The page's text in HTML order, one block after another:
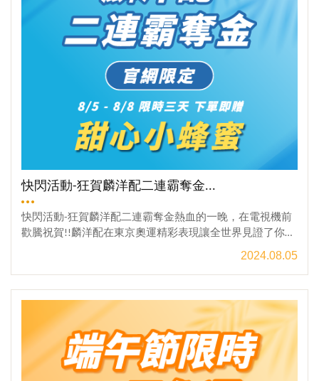
10:00-17:00宏基蜂蜜位於：南港展覽館2館1樓 Q1027 主走
道旁2024台北國際食品展報導：https://reurl.cc/Gjqr2D2024
台北國際食品展登記索票網址：https://reurl.cc/Gjqr03專屬
好康，絕對不能錯過大宗採購 送禮新寵兒→ 健康體面伴手
禮2023年全國國產蜂蜜評鑑比賽雙料得獎蜂蜜→ 嘴刁的愛
貨蜜~！台灣優質好蜜，都在這裡→【產銷履歷蜂蜜，讓你
安心的優質好蜜！】【門市地址】→ 545020南投縣埔里鎮
枇杷里慈恩街99號【電話洽詢】→ 049-298-0851
快閃活動-狂賀麟洋配二連霸奪金...
快閃活動-狂賀麟洋配二連霸奪金熱血的一晚，在電視機前
歡騰祝賀!!麟洋配在東京奧運精彩表現讓全世界見證了你們
的實力，如今再度攜手勇奪金牌!!!二連霸奪金~狂賀 麟洋配
有參賽選手們，你們是台灣的驕傲，運動員的努力與堅
持，激勵著無數電視機前的觀眾...在炎熱的夏日，讓我們用
一杯蜂蜜水與熱血的心，一起為中華隊加油!!※官網獨家※
活動時間：2024年8月05日 17:00 ~ 2024年8月08日 17:00活
動方法：1.於活動時間內在官網平台下單，不限金額贈甜蜜
2024.08.05
觀看更多